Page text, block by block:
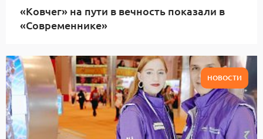
«Ковчег» на пути в вечность показали в
«Современнике»
НОВОСТИ